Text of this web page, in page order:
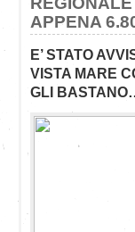
APPENA
E’ STATO
VISTA MARE
GLI